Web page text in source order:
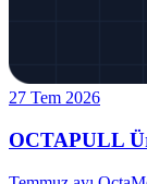
27 Tem 2026
OCTAPULL